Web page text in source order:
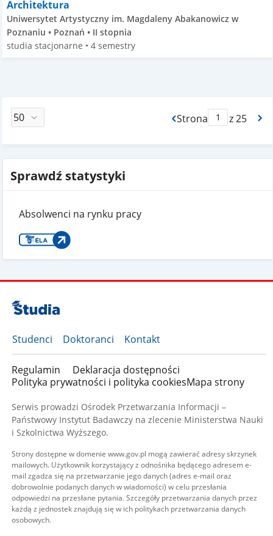
Architektura
Uniwersytet Artystyczny im. Magdaleny Abakanowicz w
Poznaniu • Poznań • II stopnia
studia stacjonarne • 4 semestry
Strona
Max Stronaz 25
Sprawdź statystyki
Absolwenci na rynku pracy
Studenci Doktoranci Kontakt
Regulamin
Deklaracja dostępności
Polityka prywatności i polityka cookiesMapa strony
Serwis prowadzi Ośrodek Przetwarzania Informacji –
Państwowy Instytut Badawczy na zlecenie Ministerstwa Nauki
i Szkolnictwa Wyższego.
Strony dostępne w domenie www.gov.pl mogą zawierać adresy skrzynek
mailowych. Użytkownik korzystający z odnośnika będącego adresem e-
mail zgadza się na przetwarzanie jego danych (adres e-mail oraz
dobrowolnie podanych danych w wiadomości) w celu przesłania
odpowiedzi na przesłane pytania. Szczegóły przetwarzania danych przez
każdą z jednostek znajdują się w ich politykach przetwarzania danych
osobowych.